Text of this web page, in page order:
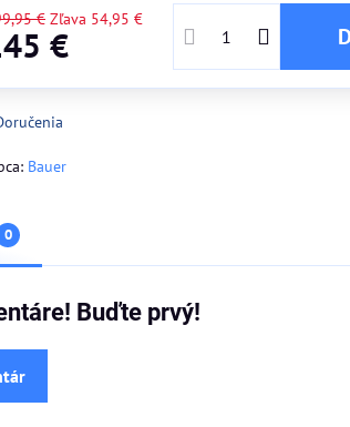
€ Zľava 54,95 €
€
Bauer
0
Buďte prvý!